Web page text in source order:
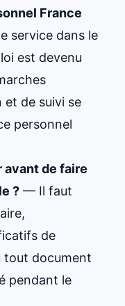
France
service dans le
est devenu
et de suivi se
personnel
avant de faire
? — Il faut
de
tout document
pendant le